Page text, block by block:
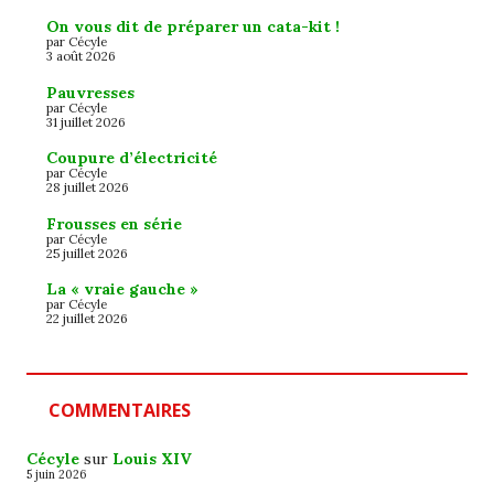
On vous dit de préparer un cata-kit !
par Cécyle
3 août 2026
Pauvresses
par Cécyle
31 juillet 2026
Coupure d’électricité
par Cécyle
28 juillet 2026
Frousses en série
par Cécyle
25 juillet 2026
La « vraie gauche »
par Cécyle
22 juillet 2026
COMMENTAIRES
Cécyle sur Louis XIV
5 juin 2026